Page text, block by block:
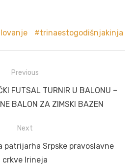
trinaestogodišnjakinja
Previous
FUTSAL TURNIR U BALONU –
BALON ZA ZIMSKI BAZEN
Next
patrijarha Srpske pravoslavne
crkve Irineja